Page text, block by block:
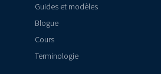
Guides et modèles
Blogue
Cours
Terminologie